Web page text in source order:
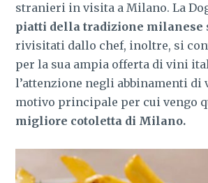
stranieri in visita a Milano. La
piatti della tradizione milanese
rivisitati dallo chef, inoltre, si
per la sua ampia offerta di vini
l’attenzione negli abbinamenti di
motivo principale per cui vengo
migliore cotoletta di Milano.